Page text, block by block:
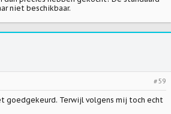
niet beschikbaar.
#59
goedgekeurd. Terwijl volgens mij toch echt